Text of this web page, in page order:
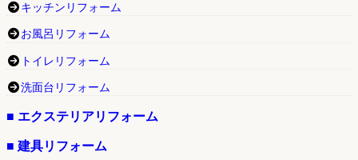
キッチンリフォーム
お風呂リフォーム
トイレリフォーム
洗面台リフォーム
■ エクステリアリフォーム
■ 建具リフォーム